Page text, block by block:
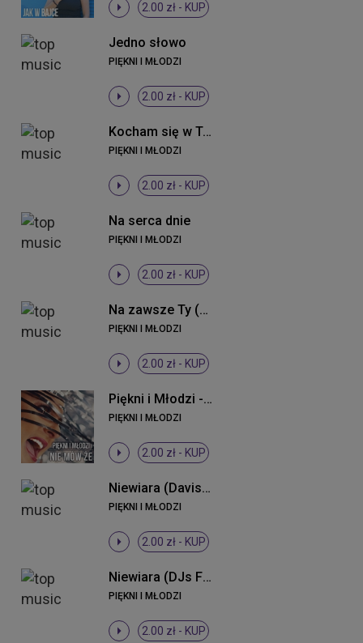
2.00 zł - KUP
Jedno słowo
PIĘKNI I MŁODZI
2.00 zł - KUP
Kocham się w Tobie
PIĘKNI I MŁODZI
2.00 zł - KUP
Na serca dnie
PIĘKNI I MŁODZI
2.00 zł - KUP
Na zawsze Ty (Radio Edit)
PIĘKNI I MŁODZI
2.00 zł - KUP
Piękni i Młodzi - Nie mów że (Radio Edit)
PIĘKNI I MŁODZI
2.00 zł - KUP
Niewiara (Davis Remix)
PIĘKNI I MŁODZI
2.00 zł - KUP
Niewiara (DJs From Lukow Remix)
PIĘKNI I MŁODZI
2.00 zł - KUP